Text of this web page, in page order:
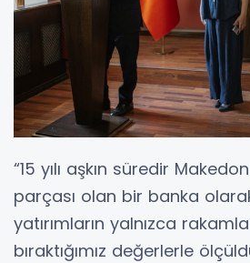
“15 yılı aşkın süredir
parçası olan bir banka
yatırımların yalnızca
bıraktığımız değerlerle